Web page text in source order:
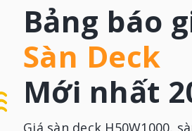
Bảng báo
Sàn Deck
Mới nhất